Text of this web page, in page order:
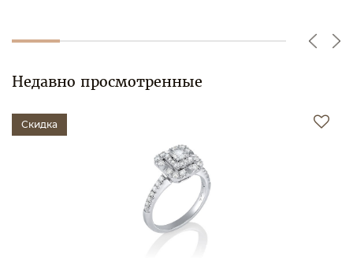
Недавно просмотренные
Скидка